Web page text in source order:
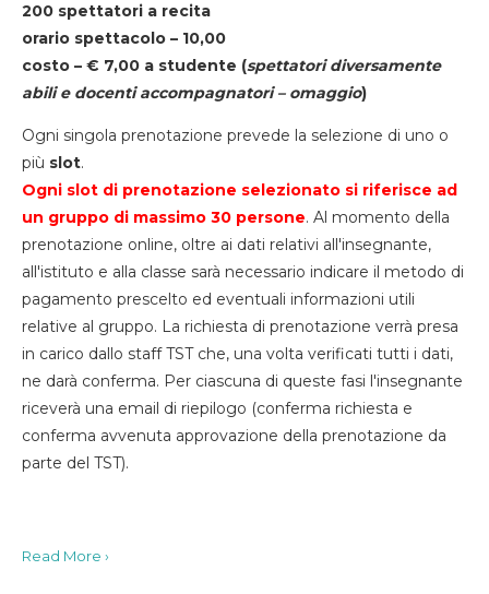
200 spettatori a recita
orario spettacolo – 10,00
costo – € 7,00 a studente (spettatori diversamente
abili e docenti accompagnatori – omaggio)
Ogni singola prenotazione prevede la selezione di uno o
più slot.
Ogni slot di prenotazione selezionato si riferisce ad
un gruppo di massimo 30 persone. Al momento della
prenotazione online, oltre ai dati relativi all'insegnante,
all'istituto e alla classe sarà necessario indicare il metodo di
pagamento prescelto ed eventuali informazioni utili
relative al gruppo. La richiesta di prenotazione verrà presa
in carico dallo staff TST che, una volta verificati tutti i dati,
ne darà conferma. Per ciascuna di queste fasi l'insegnante
riceverà una email di riepilogo (conferma richiesta e
conferma avvenuta approvazione della prenotazione da
parte del TST).
Read More ›